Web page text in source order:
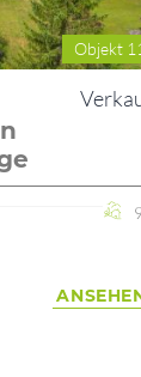
Objekt